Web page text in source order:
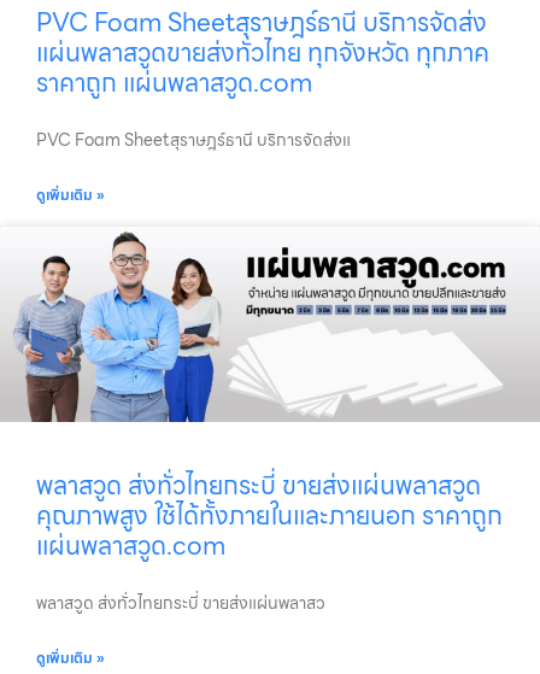
PVC Foam Sheetสุราษฎร์ธานี บริการจัดส่ง
แผ่นพลาสวูดขายส่งทั่วไทย ทุกจังหวัด ทุกภาค
ราคาถูก แผ่นพลาสวูด.com
PVC Foam Sheetสุราษฎร์ธานี บริการจัดส่งแ
ดูเพิ่มเติม »
พลาสวูด ส่งทั่วไทยกระบี่ ขายส่งแผ่นพลาสวูด
คุณภาพสูง ใช้ได้ทั้งภายในและภายนอก ราคาถูก
แผ่นพลาสวูด.com
พลาสวูด ส่งทั่วไทยกระบี่ ขายส่งแผ่นพลาสว
ดูเพิ่มเติม »